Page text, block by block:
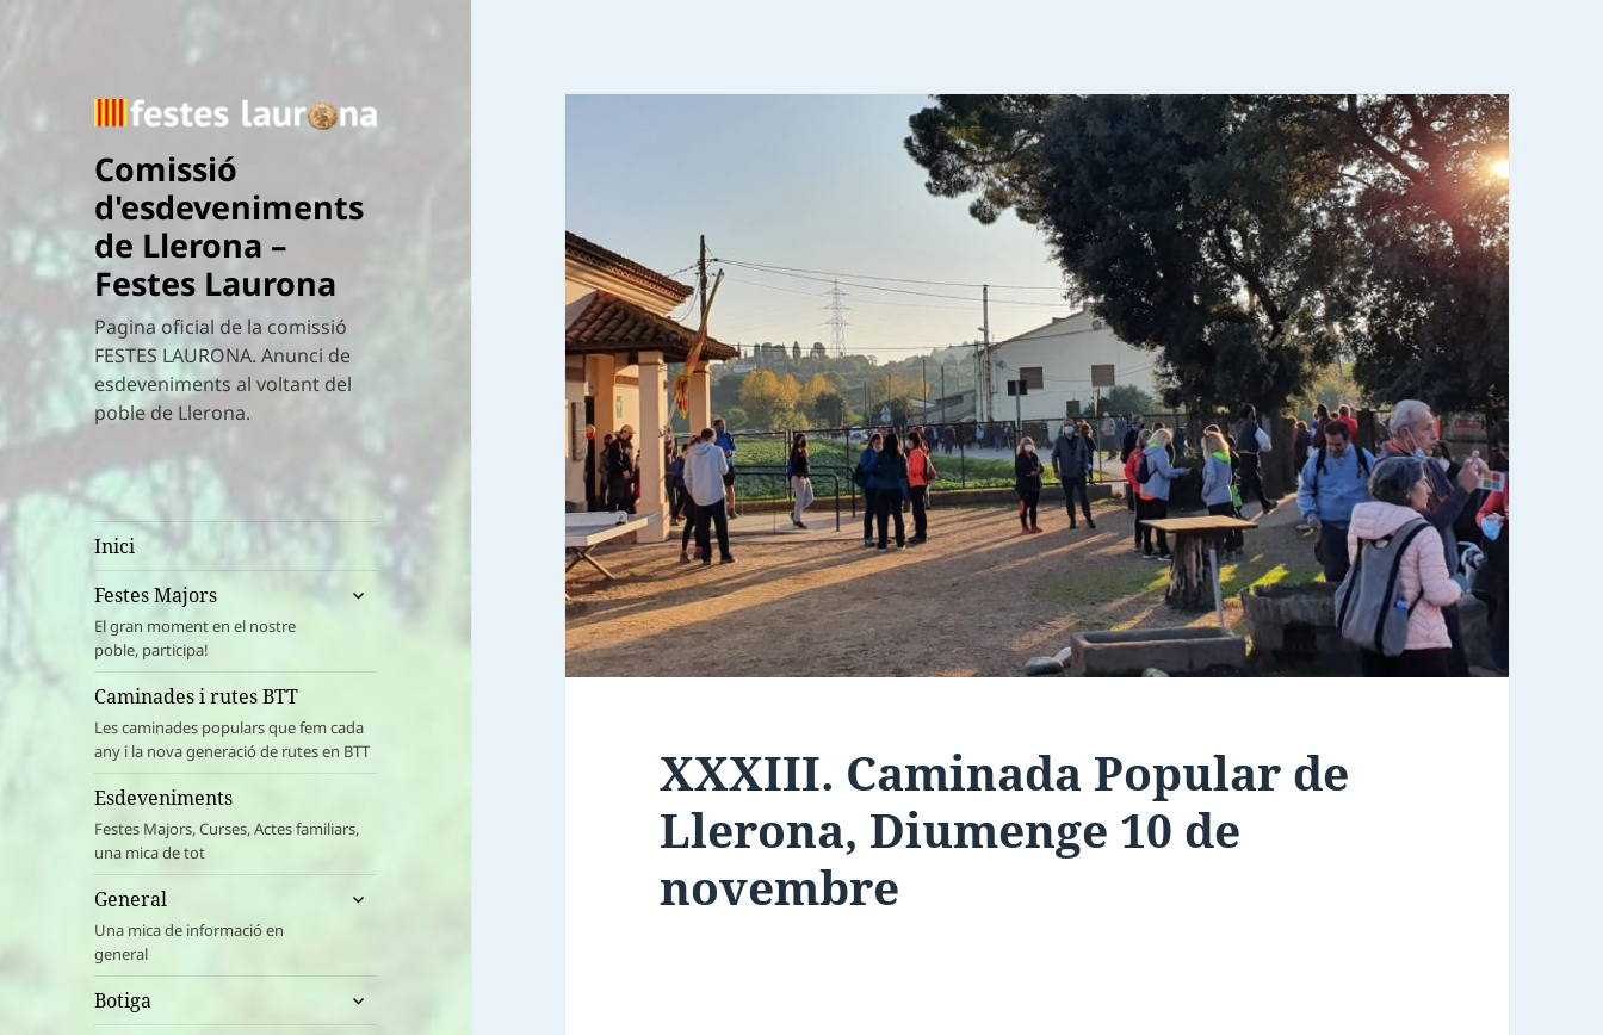
Comissió
d'esdeveniments
de Llerona –
Festes Laurona
Pagina oficial de la comissió
FESTES LAURONA. Anunci de
esdeveniments al voltant del
poble de Llerona.
Inici
Festes Majors
El gran moment en el nostre
poble, participa!
amplia
fill
Caminades i rutes BTT
Les caminades populars que fem cada
any i la nova generació de rutes en BTT
Esdeveniments
Festes Majors, Curses, Actes familiars,
una mica de tot
General
Una mica de informació en
general
amplia
fill
Botiga
amplia
el
XXXIII. Caminada Popular de
Llerona, Diumenge 10 de
novembre